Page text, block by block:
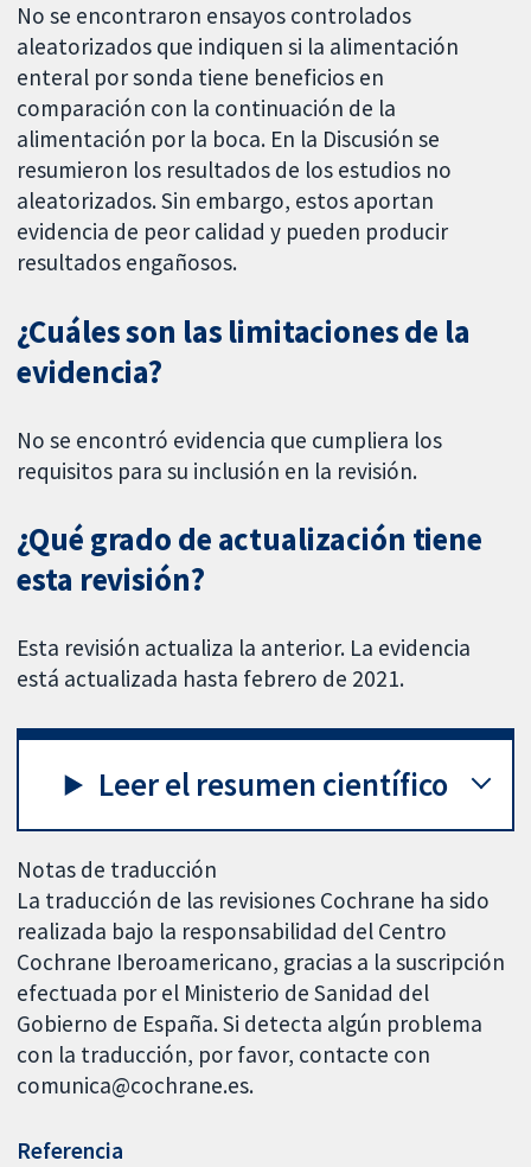
No se encontraron ensayos controlados
aleatorizados que indiquen si la alimentación
enteral por sonda tiene beneficios en
comparación con la continuación de la
alimentación por la boca. En la Discusión se
resumieron los resultados de los estudios no
aleatorizados. Sin embargo, estos aportan
evidencia de peor calidad y pueden producir
resultados engañosos.
¿Cuáles son las limitaciones de la
evidencia?
No se encontró evidencia que cumpliera los
requisitos para su inclusión en la revisión.
¿Qué grado de actualización tiene
esta revisión?
Esta revisión actualiza la anterior. La evidencia
está actualizada hasta febrero de 2021.
Leer el resumen científico
Notas de traducción
La traducción de las revisiones Cochrane ha sido
realizada bajo la responsabilidad del Centro
Cochrane Iberoamericano, gracias a la suscripción
efectuada por el Ministerio de Sanidad del
Gobierno de España. Si detecta algún problema
con la traducción, por favor, contacte con
comunica@cochrane.es.
Referencia